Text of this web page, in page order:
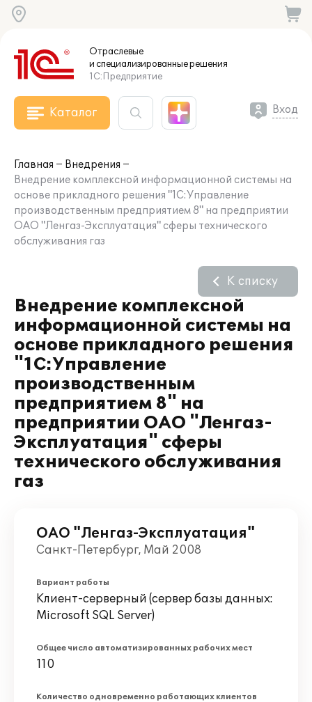
Отраслевые
и специализированныерешения
1С:Предприятие
Каталог Вход
Главная
Внедрения
Внедрение комплексной информационной системы на
основе прикладного решения "1С:Управление
производственным предприятием 8" на предприятии
ОАО "Ленгаз-Эксплуатация" сферы технического
обслуживания газ
Внедрение комплексной
информационной системы на
основе прикладного решения
"1С:Управление
производственным
предприятием 8" на
предприятии ОАО "Ленгаз-
Эксплуатация" сферы
технического обслуживания
газ
К списку
ОАО "Ленгаз-Эксплуатация"
Санкт-Петербург, Май 2008
Вариант работы
Клиент-серверный (сервер базы данных:
Microsoft SQL Server)
Общее число автоматизированных рабочих мест
110
Количество одновременно работающих клиентов